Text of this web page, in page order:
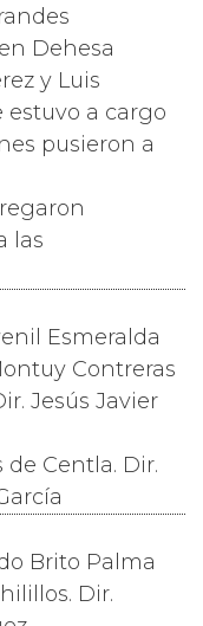
Dehesa
y Luis
estuvo a cargo
pusieron a
las
Esmeralda
Contreras
Jesús Javier
Centla. Dir.
Brito Palma
Dir.